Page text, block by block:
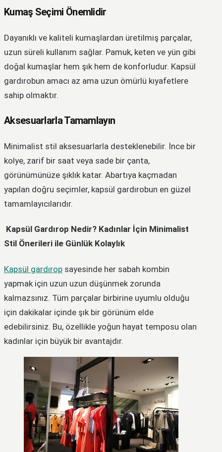
Kumaş Seçimi Önemlidir
Dayanıklı ve kaliteli kumaşlardan üretilmiş parçalar,
uzun süreli kullanım sağlar. Pamuk, keten ve yün gibi
doğal kumaşlar hem şık hem de konforludur. Kapsül
gardırobun amacı az ama uzun ömürlü kıyafetlere
sahip olmaktır.
Aksesuarlarla Tamamlayın
Minimalist stil aksesuarlarla desteklenebilir. İnce bir
kolye, zarif bir saat veya sade bir çanta,
görünümünüze şıklık katar. Abartıya kaçmadan
yapılan doğru seçimler, kapsül gardırobun en güzel
tamamlayıcılarıdır.
Kapsül Gardırop Nedir? Kadınlar İçin Minimalist
Stil Önerileri ile Günlük Kolaylık
Kapsül gardırop sayesinde her sabah kombin
yapmak için uzun uzun düşünmek zorunda
kalmazsınız. Tüm parçalar birbirine uyumlu olduğu
için dakikalar içinde şık bir görünüm elde
edebilirsiniz. Bu, özellikle yoğun hayat temposu olan
kadınlar için büyük bir avantajdır.